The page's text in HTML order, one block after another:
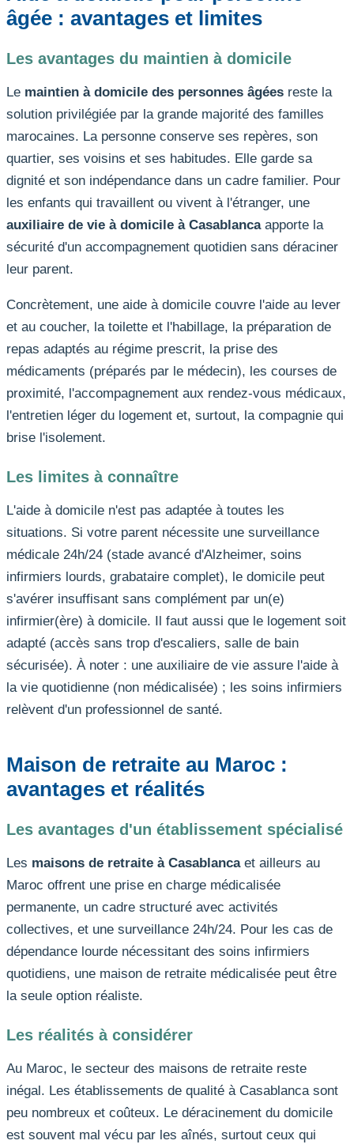
âgée : avantages et limites
Les avantages du maintien à domicile
Le maintien à domicile des personnes âgées reste la
solution privilégiée par la grande majorité des familles
marocaines. La personne conserve ses repères, son
quartier, ses voisins et ses habitudes. Elle garde sa
dignité et son indépendance dans un cadre familier. Pour
les enfants qui travaillent ou vivent à l'étranger, une
auxiliaire de vie à domicile à Casablancaapporte la
sécurité d'un accompagnement quotidien sans déraciner
leur parent.
Concrètement, une aide à domicile couvre l'aide au lever
et au coucher, la toilette et l'habillage, la préparation de
repas adaptés au régime prescrit, la prise des
médicaments (préparés par le médecin), les courses de
proximité, l'accompagnement aux rendez-vous médicaux,
l'entretien léger du logement et, surtout, la compagnie qui
brise l'isolement.
Les limites à connaître
L'aide à domicile n'est pas adaptée à toutes les
situations. Si votre parent nécessite une surveillance
médicale 24h/24 (stade avancé d'Alzheimer, soins
infirmiers lourds, grabataire complet), le domicile peut
s'avérer insuffisant sans complément par un(e)
infirmier(ère) à domicile. Il faut aussi que le logement soit
adapté (accès sans trop d'escaliers, salle de bain
sécurisée). À noter : une auxiliaire de vie assure l'aide à
la vie quotidienne (non médicalisée) ; les soins infirmiers
relèvent d'un professionnel de santé.
Maison de retraite au Maroc :
avantages et réalités
Les avantages d'un établissement spécialisé
Les maisons de retraite à Casablancaet ailleurs au
Maroc offrent une prise en charge médicalisée
permanente, un cadre structuré avec activités
collectives, et une surveillance 24h/24. Pour les cas de
dépendance lourde nécessitant des soins infirmiers
quotidiens, une maison de retraite médicalisée peut être
la seule option réaliste.
Les réalités à considérer
Au Maroc, le secteur des maisons de retraite reste
inégal. Les établissements de qualité à Casablanca sont
peu nombreux et coûteux. Le déracinement du domicile
est souvent mal vécu par les aînés, surtout ceux qui